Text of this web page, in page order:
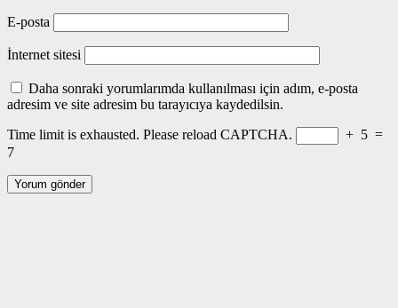
E-posta
İnternet sitesi
Daha sonraki yorumlarımda kullanılması için adım, e-posta
adresim ve site adresim bu tarayıcıya kaydedilsin.
Time limit is exhausted. Please reload CAPTCHA.
+ 5 =
7